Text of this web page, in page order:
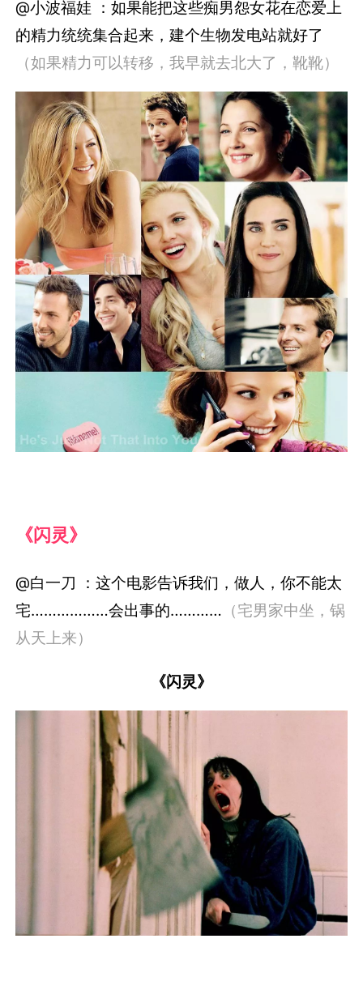
@小波福娃 ：如果能把这些痴男怨女花在恋爱上
的精力统统集合起来，建个生物发电站就好了
（如果精力可以转移，我早就去北大了，靴靴）
《闪灵》
@白一刀 ：这个电影告诉我们，做人，你不能太
宅………………会出事的………… （宅男家中坐，锅
从天上来）
《闪灵》